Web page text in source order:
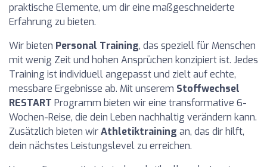
praktische Elemente, um dir eine maßgeschneiderte
Erfahrung zu bieten.
Wir bieten Personal Training, das speziell für Menschen
mit wenig Zeit und hohen Ansprüchen konzipiert ist. Jedes
Training ist individuell angepasst und zielt auf echte,
messbare Ergebnisse ab. Mit unserem Stoffwechsel
RESTART Programm bieten wir eine transformative 6-
Wochen-Reise, die dein Leben nachhaltig verändern kann.
Zusätzlich bieten wirAthletiktraining an, das dir hilft,
dein nächstes Leistungslevel zu erreichen.